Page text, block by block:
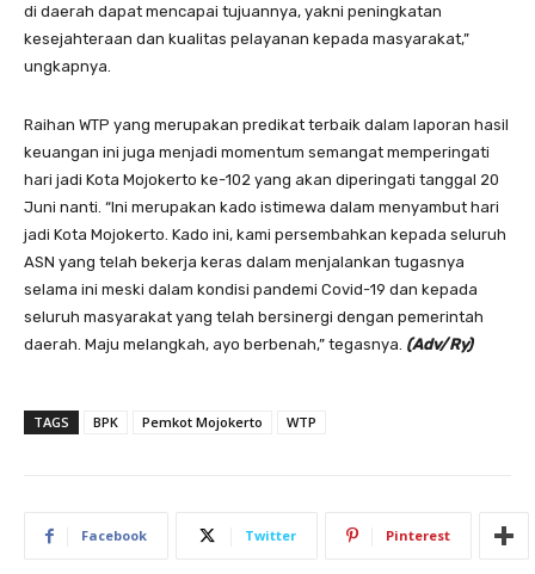
di daerah dapat mencapai tujuannya, yakni peningkatan
kesejahteraan dan kualitas pelayanan kepada masyarakat,”
ungkapnya.
Raihan WTP yang merupakan predikat terbaik dalam laporan hasil
keuangan ini juga menjadi momentum semangat memperingati
hari jadi Kota Mojokerto ke-102 yang akan diperingati tanggal 20
Juni nanti. “Ini merupakan kado istimewa dalam menyambut hari
jadi Kota Mojokerto. Kado ini, kami persembahkan kepada seluruh
ASN yang telah bekerja keras dalam menjalankan tugasnya
selama ini meski dalam kondisi pandemi Covid-19 dan kepada
seluruh masyarakat yang telah bersinergi dengan pemerintah
daerah. Maju melangkah, ayo berbenah,” tegasnya. (Adv/Ry)
TAGS BPK Pemkot Mojokerto WTP
Facebook Twitter Pinterest